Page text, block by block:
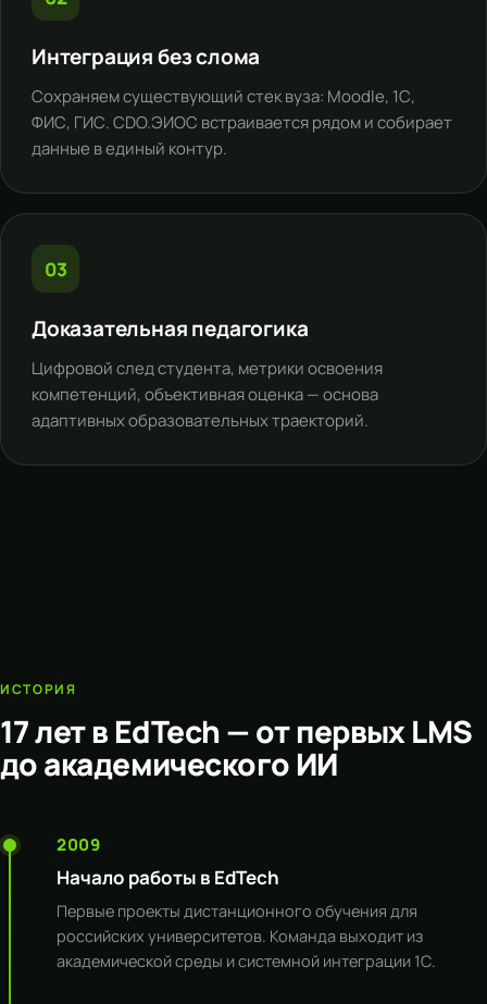
Интеграция без слома
Сохраняем существующий стек вуза: Moodle, 1С,
ФИС, ГИС.CDO.ЭИОС встраивается рядом и собирает
данные в единый контур.
03
Доказательная педагогика
Цифровой след студента, метрики освоения
компетенций, объективная оценка — основа
адаптивных образовательных траекторий.
ИСТОРИЯ
17 лет в EdTech — от первых LMS
до академического ИИ
2009
Начало работы в EdTech
Первые проекты дистанционного обучения для
российских университетов. Команда выходит из
академической среды и системной интеграции 1С.